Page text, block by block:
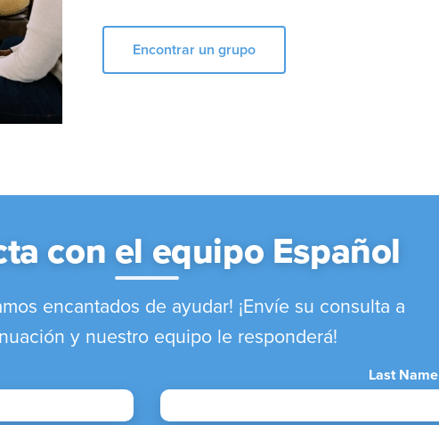
Encontrar un grupo
con el equipo Español
encantados de ayudar! ¡Envíe su consulta a
y nuestro equipo le responderá!
Last Name